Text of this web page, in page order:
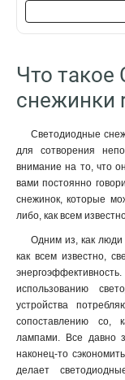
Что такое
снежинки
Светодиодные
для сотворения
внимание на то, что
вами постоянно
снежинок, которые
либо, как всем
Одним из, как
как всем известно,
использованию
устройства
сопоставлению со,
лампами. Все давно
наконец-то
делает